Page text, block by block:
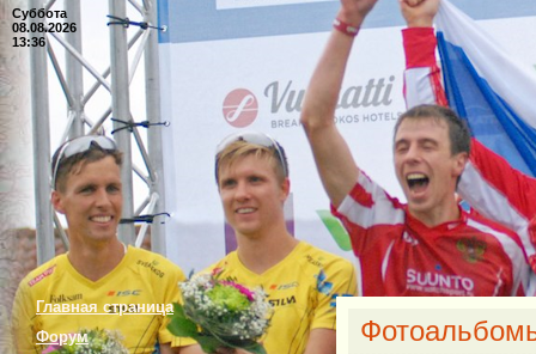
Суббота
08.08.2026
13:36
Главная страница
Форум